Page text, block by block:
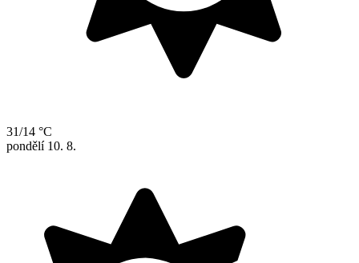
31/14 °C
pondělí 10. 8.